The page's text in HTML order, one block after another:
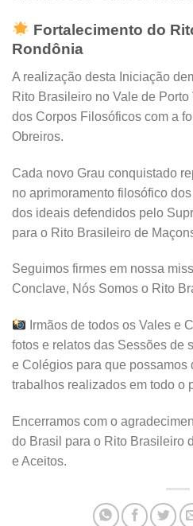
Fortalecimento do
Rondônia
A realização desta Iniciação
Rito Brasileiro no Vale de
dos Corpos Filosóficos com a
Obreiros.
Cada novo Grau conquistado
no aprimoramento filosófico
dos ideais defendidos pelo
para o Rito Brasileiro de
Seguimos firmes em nossa
Conclave, Nós Somos o Rito
Irmãos de todos os Vales e
fotos e relatos das Sessões de
e Colégios para que possamos
trabalhos realizados em todo o
Encerramos com o
do Brasil para o Rito Brasileiro
e Aceitos.